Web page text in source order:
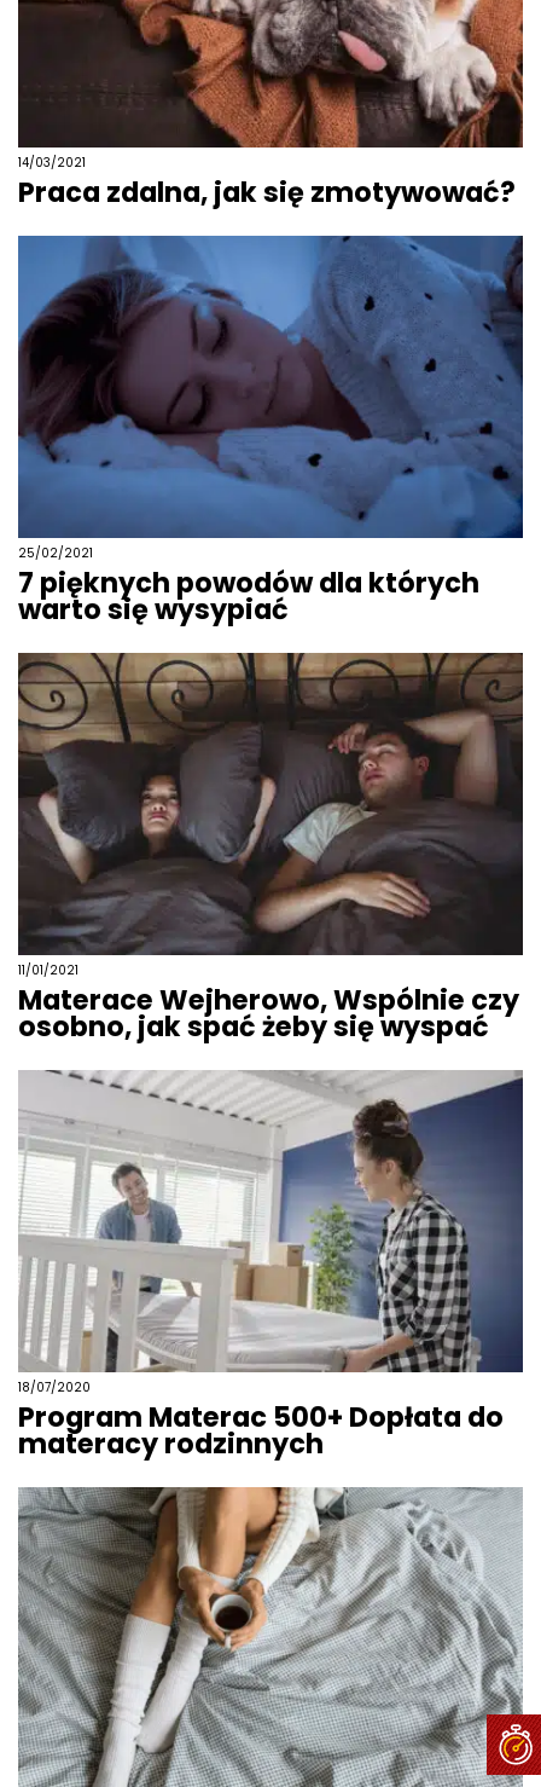
14/03/2021
Praca zdalna, jak się zmotywować?
25/02/2021
7 pięknych powodów dla których
warto się wysypiać
11/01/2021
Materace Wejherowo, Wspólnie czy
osobno, jak spać żeby się wyspać
18/07/2020
Program Materac 500+ Dopłata do
materacy rodzinnych